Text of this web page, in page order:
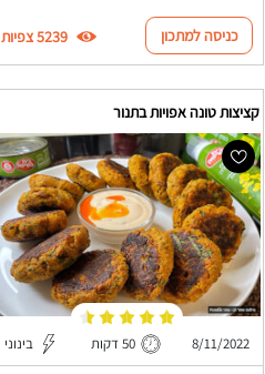
כניסה למתכון 5239 צפיות
קציצות טונה אפויות בתנור
8/11/2022 50 דקות בינוני